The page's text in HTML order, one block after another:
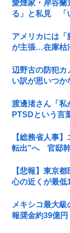
愛煙家・岸谷蘭
る」と私見 「
アメリカには「
が主張…在庫枯
辺野古の防犯カ
い訳が思いつか
渡邊渚さん「私
PTSDという言
【総務省人事
転出”へ 官邸幹
【悲報】東京
心の近くが最低
メキシコ最大
報奨金約39億円